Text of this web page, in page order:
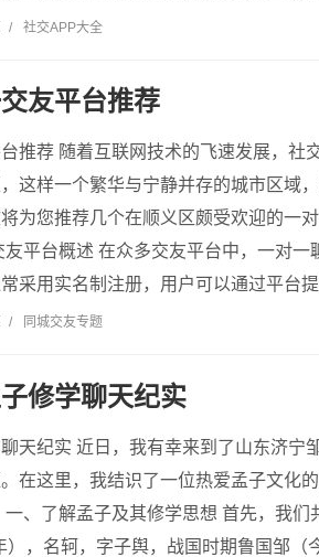
/ 社交APP大全
友平台推荐
推荐 随着互联网技术的飞速发展，社
这样一个繁华与宁静并存的城市区域
为您推荐几个在顺义区颇受欢迎的一
平台概述 在众多交友平台中，一对
采用实名制注册，用户可以通过平台
/ 同城交友专题
修学聊天纪实
天纪实 近日，我有幸来到了山东济宁
在这里，我结识了一位热爱孟子文化
、了解孟子及其修学思想 首先，我
，名轲，字子舆，战国时期鲁国邹（